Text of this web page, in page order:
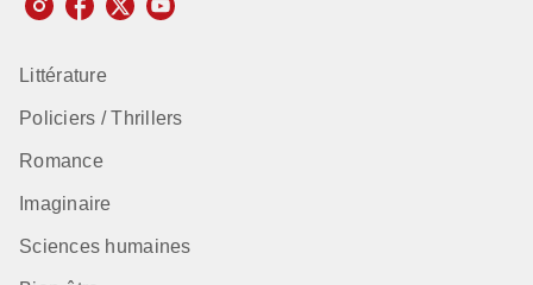
Littérature
Policiers / Thrillers
Romance
Imaginaire
Sciences humaines